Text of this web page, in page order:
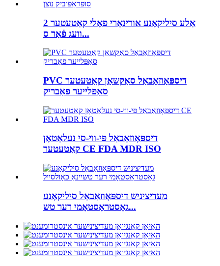
אַלע סיליקאָנע אורינאַרי פאָלי קאַטעטער 2
וועג פֿאַר ס...
PVC דיספּאָוזאַבאַל סאַקשאַן קאַטעטער
סאַפּלייער פאַבריק
דיספּאָוזאַבאַל פּי-ווי-סי נעלאַטאָן
קאַטעטער CE FDA MDR ISO
מעדיציניש דיספּאָוזאַבאַל סיליקאָנע
גאַסטראָסטאָמי רער טש...